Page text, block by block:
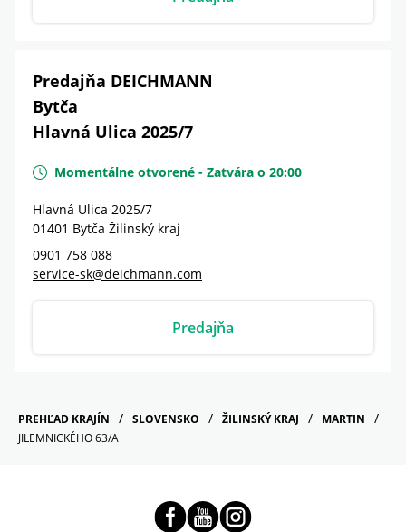
Predajňa DEICHMANN
Bytča
Hlavná Ulica 2025/7
Momentálne otvorené - Zatvára o 20:00
Hlavná Ulica 2025/7
01401 Bytča Žilinský kraj
0901 758 088
service-sk@deichmann.com
Predajňa
PREHĽAD KRAJÍN SLOVENSKO ŽILINSKÝ KRAJ
MARTIN
JILEMNICKÉHO 63/A